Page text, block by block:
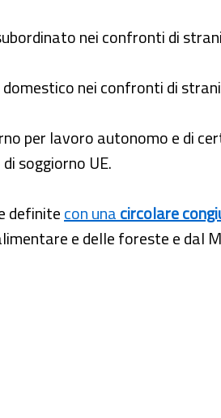
nei confronti di
nei confronti di
per lavoro autonomo e di
soggiorno UE.
definitecon unacircolare
e delle foreste e dal